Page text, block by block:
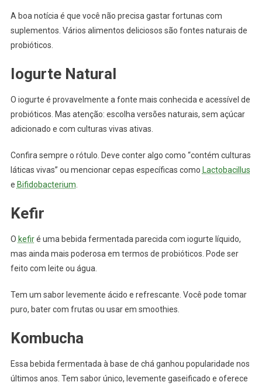
A boa notícia é que você não precisa gastar fortunas com
suplementos. Vários alimentos deliciosos são fontes naturais de
probióticos.
Iogurte Natural
O iogurte é provavelmente a fonte mais conhecida e acessível de
probióticos. Mas atenção: escolha versões naturais, sem açúcar
adicionado e com culturas vivas ativas.
Confira sempre o rótulo. Deve conter algo como “contém culturas
láticas vivas” ou mencionar cepas específicas como
Lactobacillus
e Bifidobacterium
Kefir
O kefiré uma bebida fermentada parecida com iogurte líquido,
mas ainda mais poderosa em termos de probióticos. Pode ser
feito com leite ou água.
Tem um sabor levemente ácido e refrescante. Você pode tomar
puro, bater com frutas ou usar em smoothies.
Kombucha
Essa bebida fermentada à base de chá ganhou popularidade nos
últimos anos. Tem sabor único, levemente gaseificado e oferece